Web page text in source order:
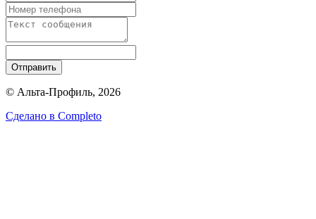
Отправить
© Альта-Профиль, 2026
Сделано в Completo